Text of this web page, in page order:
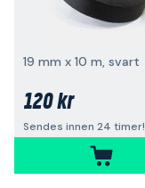
19 mm x 10 m, svart
120 kr
Sendes innen 24 timer!